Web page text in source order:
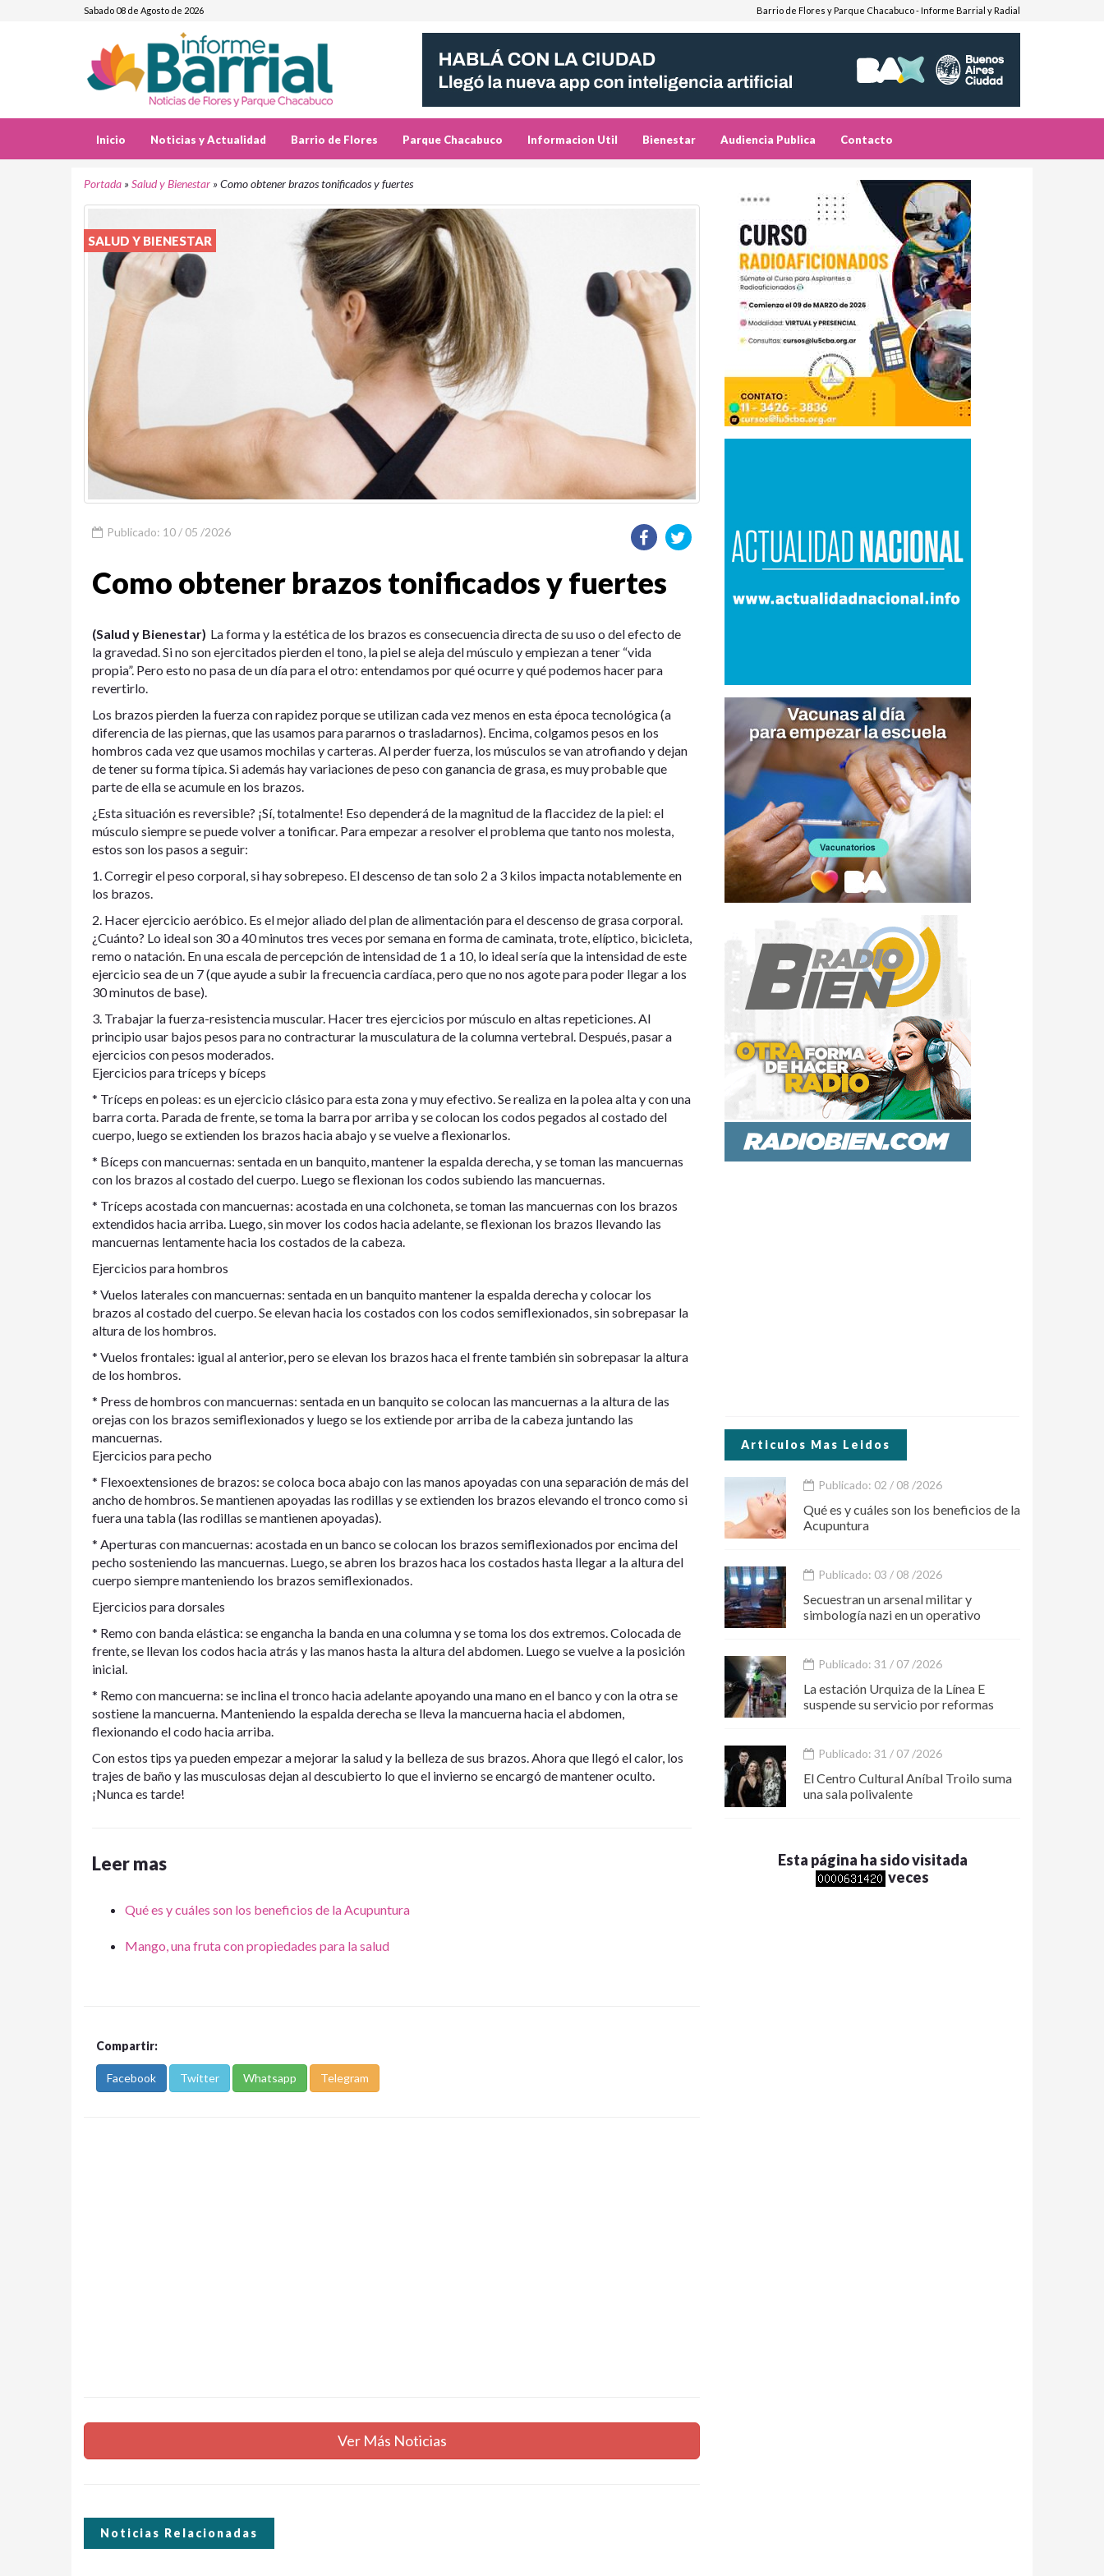
Sabado 08 de Agosto de 2026 Barrio de Flores y Parque Chacabuco - Informe Barrial y Radial
Inicio Noticias y Actualidad Barrio de Flores Parque Chacabuco Informacion Util Bienestar Audiencia Publica Contacto
Portada »Salud y Bienestar »Como obtener brazos tonificados y fuertes
SALUD Y BIENESTAR
Publicado: 10 / 05 /2026
Como obtener brazos tonificados y fuertes
(Salud y Bienestar) La forma y la estética de los brazos es consecuencia directa de su uso o del efecto de
la gravedad. Si no son ejercitados pierden el tono, la piel se aleja del músculo y empiezan a tener “vida
propia”. Pero esto no pasa de un día para el otro: entendamos por qué ocurre y qué podemos hacer para
revertirlo.
Los brazos pierden la fuerza con rapidez porque se utilizan cada vez menos en esta época tecnológica (a
diferencia de las piernas, que las usamos para pararnos o trasladarnos). Encima, colgamos pesos en los
hombros cada vez que usamos mochilas y carteras. Al perder fuerza, los músculos se van atrofiando y dejan
de tener su forma típica. Si además hay variaciones de peso con ganancia de grasa, es muy probable que
parte de ella se acumule en los brazos.
¿Esta situación es reversible? ¡Sí, totalmente! Eso dependerá de la magnitud de la flaccidez de la piel: el
músculo siempre se puede volver a tonificar. Para empezar a resolver el problema que tanto nos molesta,
estos son los pasos a seguir:
1. Corregir el peso corporal, si hay sobrepeso. El descenso de tan solo 2 a 3 kilos impacta notablemente en
los brazos.
2. Hacer ejercicio aeróbico. Es el mejor aliado del plan de alimentación para el descenso de grasa corporal.
¿Cuánto? Lo ideal son 30 a 40 minutos tres veces por semana en forma de caminata, trote, elíptico, bicicleta,
remo o natación. En una escala de percepción de intensidad de 1 a 10, lo ideal sería que la intensidad de este
ejercicio sea de un 7 (que ayude a subir la frecuencia cardíaca, pero que no nos agote para poder llegar a los
30 minutos de base).
3. Trabajar la fuerza-resistencia muscular. Hacer tres ejercicios por músculo en altas repeticiones. Al
principio usar bajos pesos para no contracturar la musculatura de la columna vertebral. Después, pasar a
ejercicios con pesos moderados.
Ejercicios para tríceps y bíceps
* Tríceps en poleas: es un ejercicio clásico para esta zona y muy efectivo. Se realiza en la polea alta y con una
barra corta. Parada de frente, se toma la barra por arriba y se colocan los codos pegados al costado del
cuerpo, luego se extienden los brazos hacia abajo y se vuelve a flexionarlos.
* Bíceps con mancuernas: sentada en un banquito, mantener la espalda derecha, y se toman las mancuernas
con los brazos al costado del cuerpo. Luego se flexionan los codos subiendo las mancuernas.
* Tríceps acostada con mancuernas: acostada en una colchoneta, se toman las mancuernas con los brazos
extendidos hacia arriba. Luego, sin mover los codos hacia adelante, se flexionan los brazos llevando las
mancuernas lentamente hacia los costados de la cabeza.
Ejercicios para hombros
* Vuelos laterales con mancuernas: sentada en un banquito mantener la espalda derecha y colocar los
brazos al costado del cuerpo. Se elevan hacia los costados con los codos semiflexionados, sin sobrepasar la
altura de los hombros.
* Vuelos frontales: igual al anterior, pero se elevan los brazos haca el frente también sin sobrepasar la altura
de los hombros.
* Press de hombros con mancuernas: sentada en un banquito se colocan las mancuernas a la altura de las
orejas con los brazos semiflexionados y luego se los extiende por arriba de la cabeza juntando las
mancuernas.
Ejercicios para pecho
* Flexoextensiones de brazos: se coloca boca abajo con las manos apoyadas con una separación de más del
ancho de hombros. Se mantienen apoyadas las rodillas y se extienden los brazos elevando el tronco como si
fuera una tabla (las rodillas se mantienen apoyadas).
* Aperturas con mancuernas: acostada en un banco se colocan los brazos semiflexionados por encima del
pecho sosteniendo las mancuernas. Luego, se abren los brazos haca los costados hasta llegar a la altura del
cuerpo siempre manteniendo los brazos semiflexionados.
Ejercicios para dorsales
* Remo con banda elástica: se engancha la banda en una columna y se toma los dos extremos. Colocada de
frente, se llevan los codos hacia atrás y las manos hasta la altura del abdomen. Luego se vuelve a la posición
inicial.
* Remo con mancuerna: se inclina el tronco hacia adelante apoyando una mano en el banco y con la otra se
sostiene la mancuerna. Manteniendo la espalda derecha se lleva la mancuerna hacia el abdomen,
flexionando el codo hacia arriba.
Con estos tips ya pueden empezar a mejorar la salud y la belleza de sus brazos. Ahora que llegó el calor, los
trajes de baño y las musculosas dejan al descubierto lo que el invierno se encargó de mantener oculto.
¡Nunca es tarde!
Leer mas
Qué es y cuáles son los beneficios de la Acupuntura
Mango, una fruta con propiedades para la salud
Compartir:
Facebook Twitter Whatsapp Telegram
Ver Más Noticias
Noticias Relacionadas
Articulos Mas Leidos
Publicado: 02 / 08 /2026
Qué es y cuáles son los beneficios de la
Acupuntura
Publicado: 03 / 08 /2026
Secuestran un arsenal militar y
simbología nazi en un operativo
Publicado: 31 / 07 /2026
La estación Urquiza de la Línea E
suspende su servicio por reformas
Publicado: 31 / 07 /2026
El Centro Cultural Aníbal Troilo suma
una sala polivalente
Esta página ha sido visitada
veces